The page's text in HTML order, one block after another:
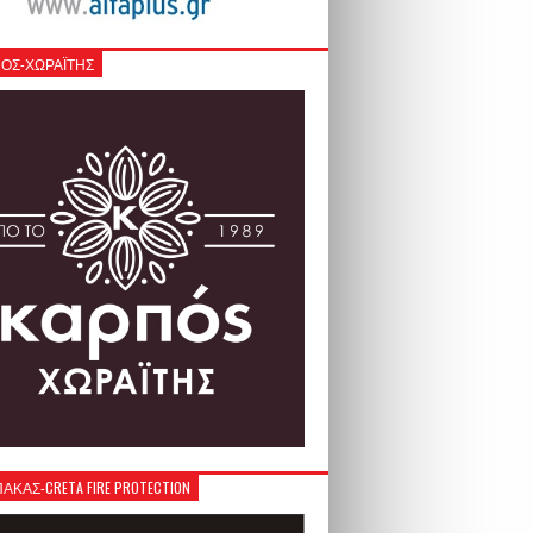
ΧΩΡΑΪΤΗΣ
CRETA FIRE PROTECTION